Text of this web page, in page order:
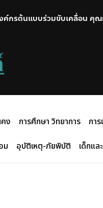
ค์กรต้นแบบร่วมขับเคลื่อน คุ
ง การศึกษา วิทยาการ กา
ม อุบัติเหตุ-ภัยพิบัติ เด็กแล